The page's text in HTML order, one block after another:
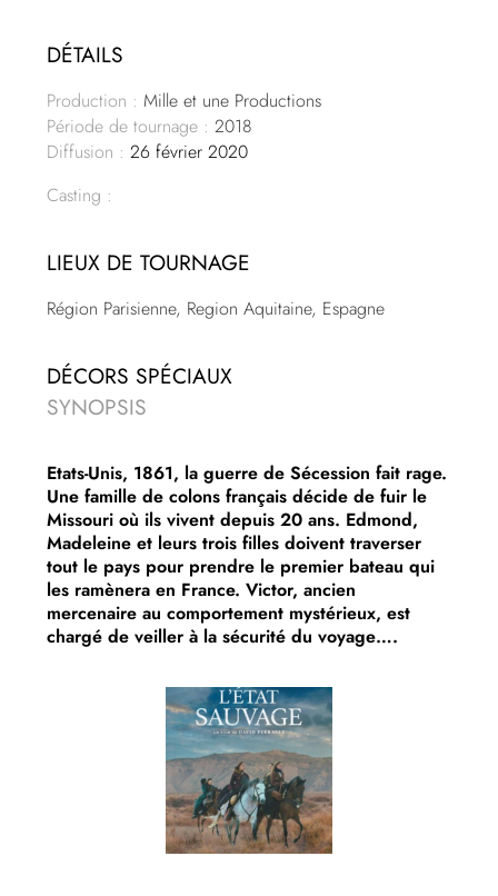
DÉTAILS
Production : Mille et une Productions
Période de tournage : 2018
Diffusion :26 février 2020
Casting :
LIEUX DE TOURNAGE
Région Parisienne, Region Aquitaine, Espagne
DÉCORS SPÉCIAUX
SYNOPSIS
Etats-Unis, 1861, la guerre de Sécession fait rage.
Une famille de colons français décide de fuir le
Missouri où ils vivent depuis 20 ans. Edmond,
Madeleine et leurs trois filles doivent traverser
tout le pays pour prendre le premier bateau qui
les ramènera en France. Victor, ancien
mercenaire au comportement mystérieux, est
chargé de veiller à la sécurité du voyage….